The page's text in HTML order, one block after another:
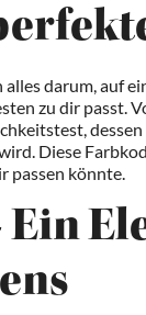
darum, auf
zu dir passt.
Diese
passen könnte.
Ein